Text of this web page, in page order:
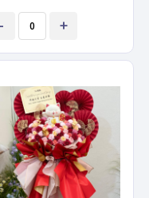
- +